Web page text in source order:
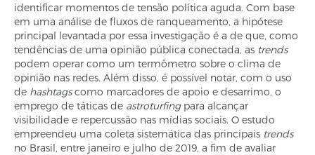
identificar momentos de tensão política aguda. Com base
em uma análise de fluxos de ranqueamento, a hipótese
principal levantada por essa investigação é a de que, como
tendências de uma opinião pública conectada, as trends
podem operar como um termômetro sobre o clima de
opinião nas redes. Além disso, é possível notar, com o uso
de hashtagscomo marcadores de apoio e desarrimo, o
emprego de táticas de astroturfingpara alcançar
visibilidade e repercussão nas mídias sociais. O estudo
empreendeu uma coleta sistemática das principais trends
no Brasil, entre janeiro e julho de 2019, a fim de avaliar